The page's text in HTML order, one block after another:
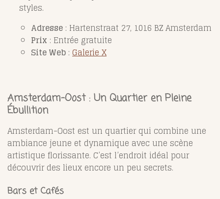
styles.
Adresse : Hartenstraat 27, 1016 BZ Amsterdam
Prix : Entrée gratuite
Site Web : Galerie X
Amsterdam-Oost : Un Quartier en Pleine
Ébullition
Amsterdam-Oost est un quartier qui combine une
ambiance jeune et dynamique avec une scène
artistique florissante. C’est l’endroit idéal pour
découvrir des lieux encore un peu secrets.
Bars et Cafés